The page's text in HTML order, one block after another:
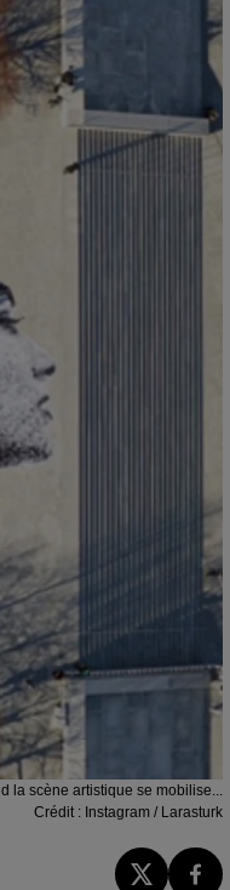
la scène artistique se mobilise...
Crédit : Instagram / Larasturk